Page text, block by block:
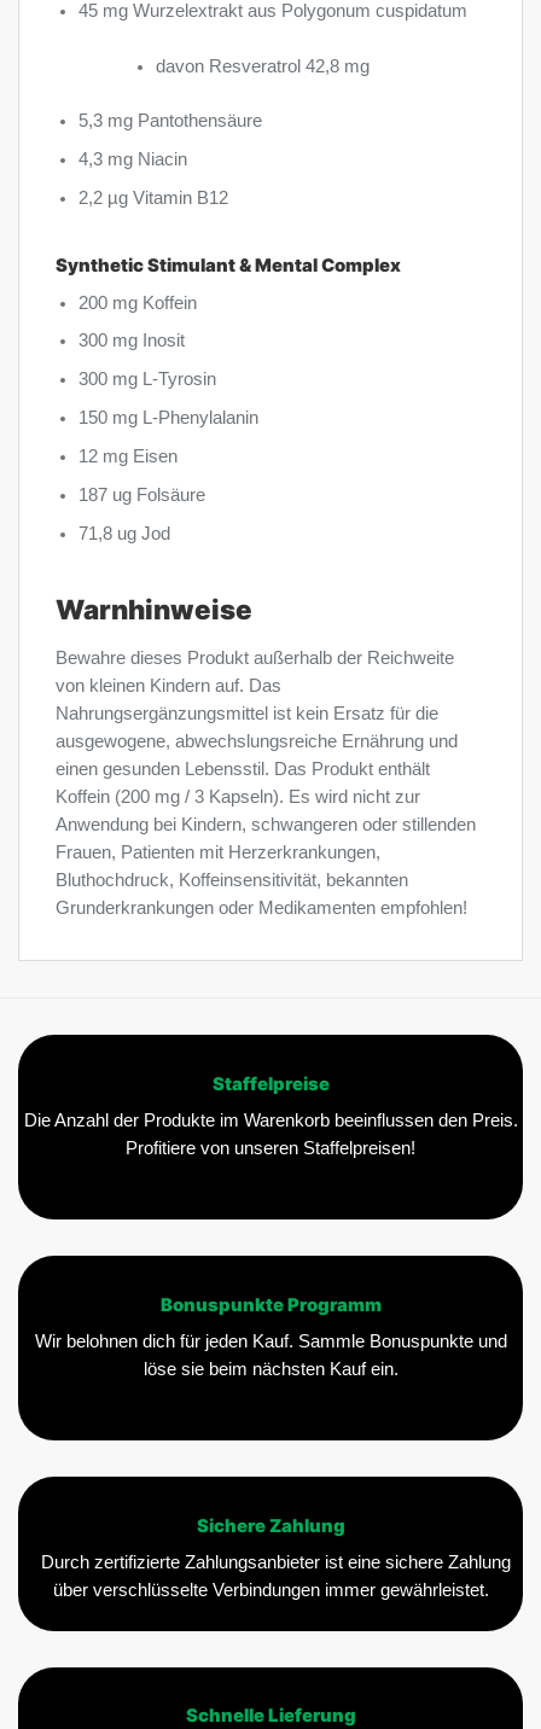
45 mg Wurzelextrakt aus Polygonum cuspidatum
davon Resveratrol 42,8 mg
5,3 mg Pantothensäure
4,3 mg Niacin
2,2 µg Vitamin B12
Synthetic Stimulant & Mental Complex
200 mg Koffein
300 mg Inosit
300 mg L-Tyrosin
150 mg L-Phenylalanin
12 mg Eisen
187 ug Folsäure
71,8 ug Jod
Warnhinweise
Bewahre dieses Produkt außerhalb der Reichweite
von kleinen Kindern auf. Das
Nahrungsergänzungsmittel ist kein Ersatz für die
ausgewogene, abwechslungsreiche Ernährung und
einen gesunden Lebensstil. Das Produkt enthält
Koffein (200 mg / 3 Kapseln). Es wird nicht zur
Anwendung bei Kindern, schwangeren oder stillenden
Frauen, Patienten mit Herzerkrankungen,
Bluthochdruck, Koffeinsensitivität, bekannten
Grunderkrankungen oder Medikamenten empfohlen!
Staffelpreise
Die Anzahl der Produkte im Warenkorb beeinflussen den Preis.
Profitiere von unseren Staffelpreisen!
Bonuspunkte Programm
Wir belohnen dich für jeden Kauf. Sammle Bonuspunkte und
löse sie beim nächsten Kauf ein.
Sichere Zahlung
Durch zertifizierte Zahlungsanbieter ist eine sichere Zahlung
über verschlüsselte Verbindungen immer gewährleistet.
Schnelle Lieferung